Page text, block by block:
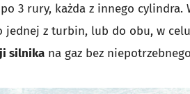
3 rury, każda z innego
jednej z turbin, lub do obu, w
silnika na gaz bez